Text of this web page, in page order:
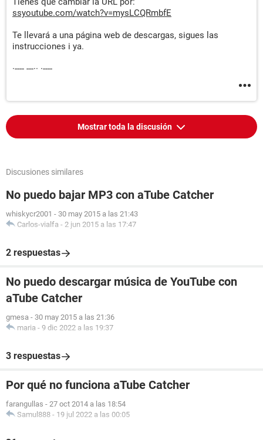
ssyoutube.com/watch?v=mysLCQRmbfE
Te llevará a una página web de descargas, sigues las
instrucciones i ya.
·---- ---·· ·----
Mostrar toda la discusión
Discusiones similares
No puedo bajar MP3 con aTube Catcher
whiskycr2001 - 30 may 2015 a las 21:43
Carlos-vialfa - 2 jun 2015 a las 17:47
2 respuestas
No puedo descargar música de YouTube con
aTube Catcher
gmesa - 30 may 2015 a las 21:36
maria - 9 dic 2022 a las 19:37
3 respuestas
Por qué no funciona aTube Catcher
farangullas - 27 oct 2014 a las 18:54
Samul888 - 19 jul 2022 a las 00:05